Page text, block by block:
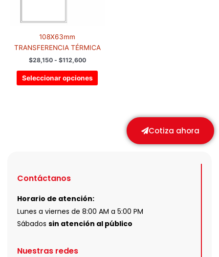
108X63mm
TRANSFERENCIA TÉRMICA
$28,150 - $112,600
Seleccionar opciones
en
producto
Cotiza ahora
Contáctanos
Horario de atención:
Lunes a viernes de 8:00 AM a 5:00 PM
Sábados sin atención al público
Nuestras redes